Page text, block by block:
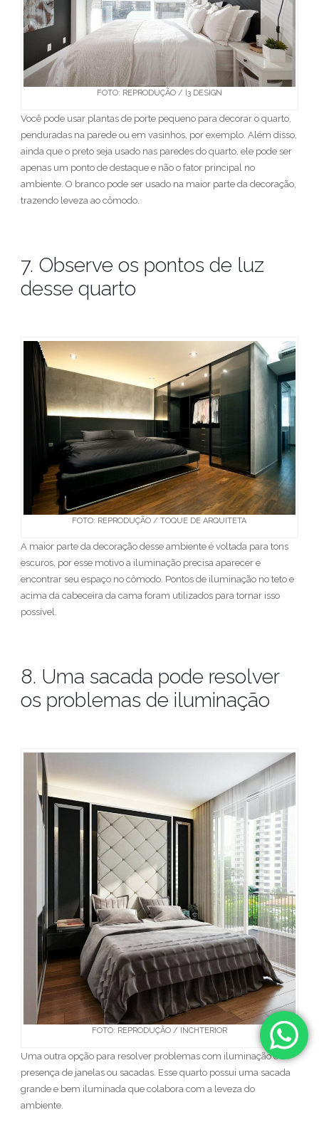
FOTO: REPRODUÇÃO / I3 DESIGN
Você pode usar plantas de porte pequeno para decorar o quarto,
penduradas na parede ou em vasinhos, por exemplo. Além disso,
ainda que o preto seja usado nas paredes do quarto, ele pode ser
apenas um ponto de destaque e não o fator principal no
ambiente. O branco pode ser usado na maior parte da decoração,
trazendo leveza ao cômodo.
7. Observe os pontos de luz
desse quarto
FOTO: REPRODUÇÃO / TOQUE DE ARQUITETA
A maior parte da decoração desse ambiente é voltada para tons
escuros, por esse motivo a iluminação precisa aparecer e
encontrar seu espaço no cômodo. Pontos de iluminação no teto e
acima da cabeceira da cama foram utilizados para tornar isso
possível.
8. Uma sacada pode resolver
os problemas de iluminação
FOTO: REPRODUÇÃO / INCHTERIOR
Uma outra opção para resolver problemas com iluminação é a
presença de janelas ou sacadas. Esse quarto possui uma sacada
grande e bem iluminada que colabora com a leveza do
ambiente.